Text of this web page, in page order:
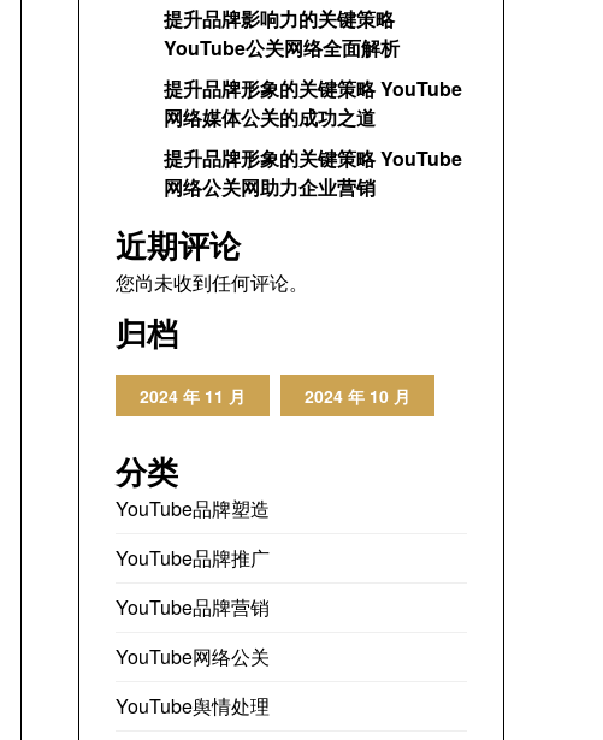
提升品牌影响力的关键策略
YouTube公关网络全面解析
提升品牌形象的关键策略 YouTube
网络媒体公关的成功之道
提升品牌形象的关键策略 YouTube
网络公关网助力企业营销
近期评论
您尚未收到任何评论。
归档
2024 年 11 月 2024 年 10 月
分类
YouTube品牌塑造
YouTube品牌推广
YouTube品牌营销
YouTube网络公关
YouTube舆情处理